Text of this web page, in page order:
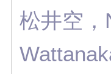
松井空，